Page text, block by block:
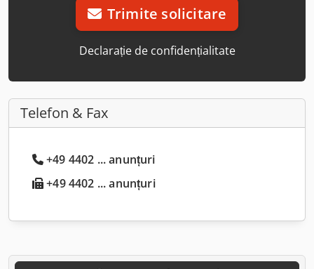
Trimite solicitare
Declarație de confidențialitate
Telefon & Fax
+49 4402 ... anunțuri
+49 4402 ... anunțuri